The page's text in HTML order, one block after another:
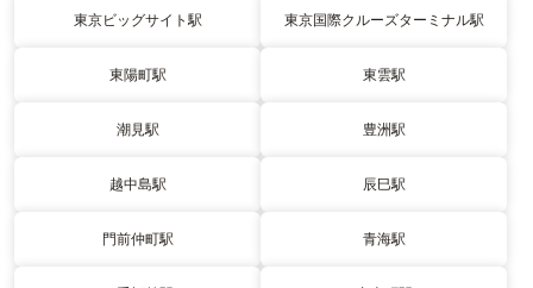
東京ビッグサイト駅 東京国際クルーズターミナル駅
東陽町駅 東雲駅
潮見駅 豊洲駅
越中島駅 辰巳駅
門前仲町駅 青海駅